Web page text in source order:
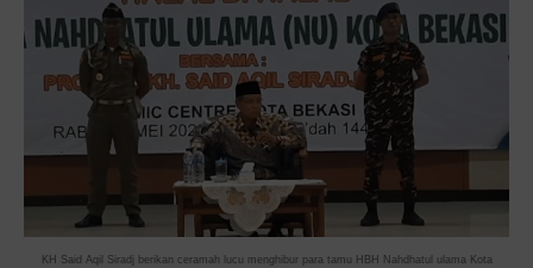
KH Said Aqil Siradj berikan ceramah lucu menghibur para tamu HBH Nahdhatul ulama Kota